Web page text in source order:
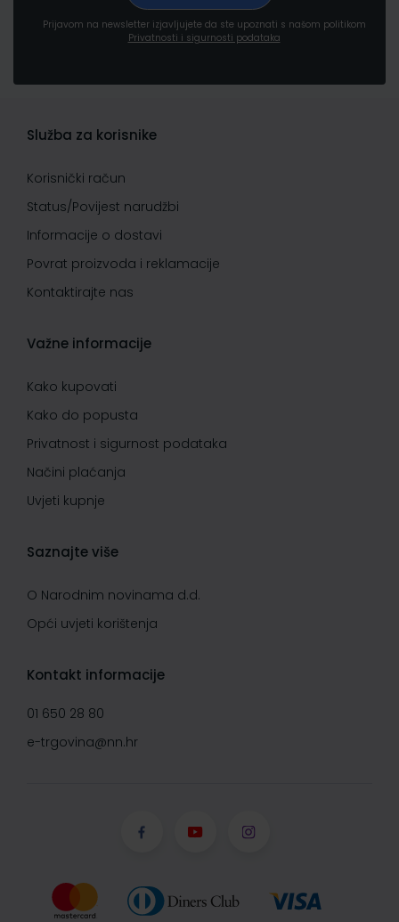
Prijavom na newsletter izjavljujete da ste upoznati s našom politikom
Privatnosti i sigurnosti podataka
Služba za korisnike
Korisnički račun
Status/Povijest narudžbi
Informacije o dostavi
Povrat proizvoda i reklamacije
Kontaktirajte nas
Važne informacije
Kako kupovati
Kako do popusta
Privatnost i sigurnost podataka
Načini plaćanja
Uvjeti kupnje
Saznajte više
O Narodnim novinama d.d.
Opći uvjeti korištenja
Kontakt informacije
01 650 28 80
e-trgovina@nn.hr